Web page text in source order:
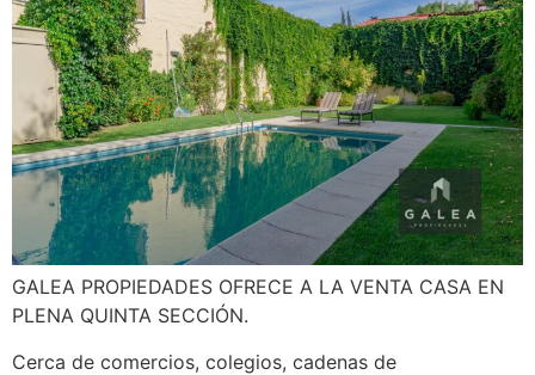
GALEA PROPIEDADES OFRECE A LA VENTA CASA EN
PLENA QUINTA SECCIÓN.
Cerca de comercios, colegios, cadenas de